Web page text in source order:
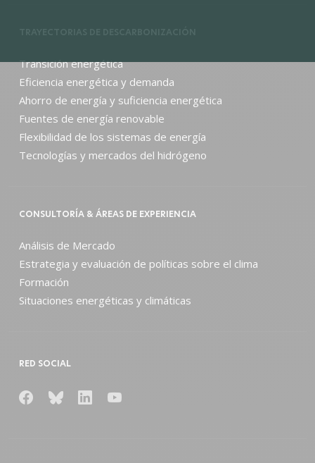
Transición energética
Eficiencia energética y demanda
Ahorro de energía y suficiencia energética
Fuentes de energía renovable
Flexibilidad de los sistemas de energía
Tecnologías y mercados del hidrógeno
CONSULTORÍA & ÁREAS DE EXPERIENCIA
Análisis de Mercado
Estrategia y evaluación de políticas sobre el clima
Formación
Situaciones energéticas y climáticas
RED SOCIAL